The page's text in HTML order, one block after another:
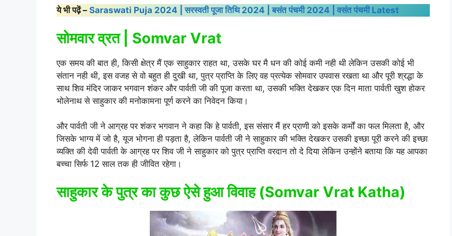
ये भी पढ़ें – Saraswati Puja 2024 | सरस्वती पूजा तिथि 2024 | बसंत पंचमी 2024 | वसंत पंचमी Latest
सोमवार व्रत | Somvar Vrat
एक समय की बात ही, किसी क्षेत्र मैं एक साहुकार राहत था, उसके घर मै धन की कोई कमी नही थी लेकिन उसकी कोई भी
संतान नही थी, इस वजह से वो बहुत ही दुखी था, पुत्र प्राप्ति के लिए वह प्रत्येक सोमवार उपवास रखता था और पूरी श्रद्धा के
साथ शिव मंदिर जाकर भगवान शंकर और पार्वती जी की पूजा करता था, उसकी भक्ति देखकर एक दिन माता पार्वती खुश होकर
भोलेनाथ से साहुकार की मनोकामना पूर्ण करने का निवेदन किया।
और पार्वती जी ने आग्रह पर शंकर भगवान ने कहा कि हे पार्वती, इस संसार मैं हर प्राणी को इसके कर्मों का फल मिलता है, और
जिसके भाग्य में जो है, यूज भोगना ही पड़ता है, लेकिन पार्वती जी ने साहुकार की भक्ति देखकर उसकी इच्छा पूरी करने की इच्छा
व्यक्ति की देवी पार्वती के आग्रह पर शिव जी ने साहुकार को पुत्र प्राप्ति वरदान तो दे दिया लेकिन उन्होंने बताया कि यह आपका
बच्चा सिर्फ 12 साल तक ही जीवित रहेगा।
साहुकार के पुत्र का कुछ ऐसे हुआ विवाह (Somvar Vrat Katha)